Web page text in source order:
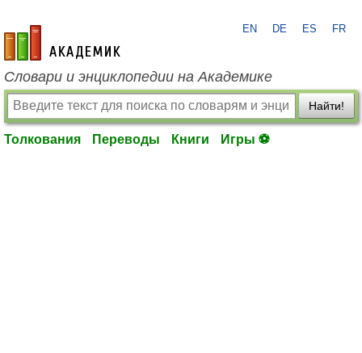
academic.ru
EN DE ES FR
Словари и энциклопедии на Академике
Найти!
Толкования Переводы Книги Игры ⚽